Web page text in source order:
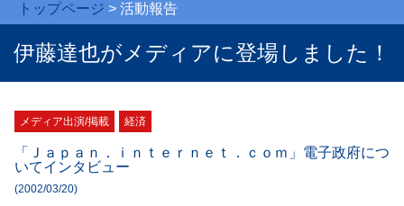
トップページ > 活動報告
伊藤達也がメディアに登場しました！
メディア出演/掲載 経済
「Ｊａｐａｎ．ｉｎｔｅｒｎｅｔ．ｃｏｍ」電子政府につ
いてインタビュー
(2002/03/20)